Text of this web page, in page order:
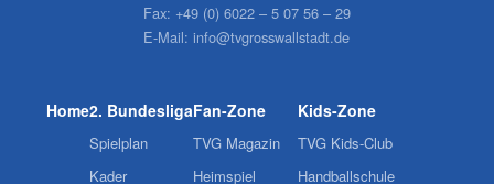
Fax: +49 (0) 6022 – 5 07 56 – 29
E-Mail: info@tvgrosswallstadt.de
Home2. Bundesliga
Spielplan
Kader
Fan-Zone
TVG Magazin
Heimspiel
Kids-Zone
TVG Kids-Club
Handballschule